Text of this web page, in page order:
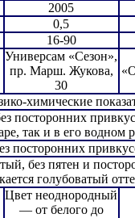
2005
0,5
16-90
Универсам «Сезон»,
пр. Марш. Жукова,
30
химические
посторонних
так и в его водном
посторонних
без пятен и
голубоватый
Цвет неоднородный
— от белого до